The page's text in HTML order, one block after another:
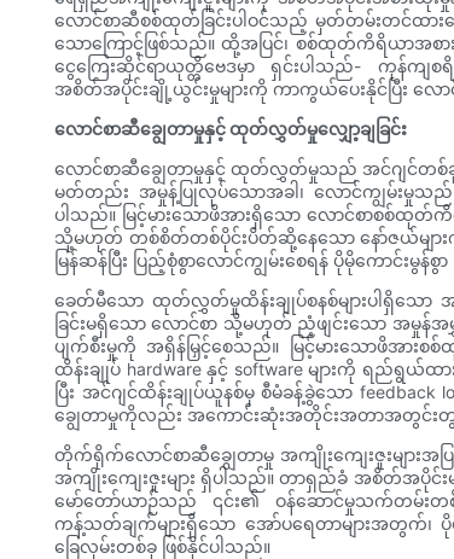
လောင်စာဆီစစ်ထုတ်ခြင်းပါဝင်သည့် မှတ်တမ်းတင်ထား
သောကြောင့်ဖြစ်သည်။ ထို့အပြင်၊ စစ်ထုတ်ကိရိယာအစားထို
ငွေကြေးဆိုင်ရာယုတ္တိဗေဒမှာ ရှင်းပါသည်- ကုန်က
အစိတ်အပိုင်းချို့ယွင်းမှုများကို ကာကွယ်ပေးနိုင်ပြီး လ
လောင်စာဆီချွေတာမှုနှင့် ထုတ်လွှတ်မှုလျှော့ချခြင်း
လောင်စာဆီချွေတာမှုနှင့် ထုတ်လွှတ်မှုသည် အင်ဂျင်တစ်
မတ်တည်း အမှုန့်ပြုလုပ်သောအခါ၊ လောင်ကျွမ်းမှုသည်
ပါသည်။ မြင့်မားသောဖိအားရှိသော လောင်စာစစ်ထု
သို့မဟုတ် တစ်စိတ်တစ်ပိုင်းပိတ်ဆို့နေသော နော်ဇယ်မျာ
မြန်ဆန်ပြီး ပြည့်စုံစွာလောင်ကျွမ်းစေရန် ပိုမိုကောင်း
ခေတ်မီသော ထုတ်လွှတ်မှုထိန်းချုပ်စနစ်များပါရှိသော
ခြင်းမရှိသော လောင်စာ သို့မဟုတ် ညံ့ဖျင်းသော အမှုန်အမွှ
ပျက်စီးမှုကို အရှိန်မြှင့်စေသည်။ မြင့်မားသောဖိအာ
ထိန်းချုပ် hardware နှင့် software များကို ရည်ရွ
ပြီး အင်ဂျင်ထိန်းချုပ်ယူနစ်မှ စီမံခန့်ခွဲသော
ချွေတာမှုကိုလည်း အကောင်းဆုံးအတိုင်းအတာအတွင်း
တိုက်ရိုက်လောင်စာဆီချွေတာမှု အကျိုးကျေးဇူးများအပ
အကျိုးကျေးဇူးများ ရှိပါသည်။ တာရှည်ခံ အစိတ်အပိုင်း
မော်တော်ယာဉ်သည် ၎င်း၏ ဝန်ဆောင်မှုသက်တမ်းတ
ကန့်သတ်ချက်များရှိသော အော်ပရေတာများအတွက်၊
ခြေလှမ်းတစ်ခု ဖြစ်နိုင်ပါသည်။